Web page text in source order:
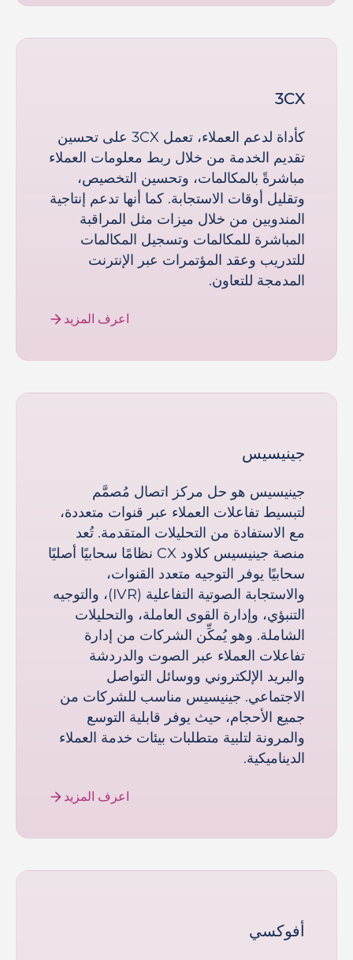
3CX
كأداة لدعم العملاء، تعمل 3CX على تحسين
تقديم الخدمة من خلال ربط معلومات العملاء
مباشرةً بالمكالمات، وتحسين التخصيص،
وتقليل أوقات الاستجابة. كما أنها تدعم إنتاجية
المندوبين من خلال ميزات مثل المراقبة
المباشرة للمكالمات وتسجيل المكالمات
للتدريب وعقد المؤتمرات عبر الإنترنت
المدمجة للتعاون.
اعرف المزيد
جينيسيس
جينيسيس هو حل مركز اتصال مُصمَّم
لتبسيط تفاعلات العملاء عبر قنوات متعددة،
مع الاستفادة من التحليلات المتقدمة. تُعد
منصة جينيسيس كلاود CX نظامًا سحابيًا أصليًا
سحابيًا يوفر التوجيه متعدد القنوات،
والاستجابة الصوتية التفاعلية (IVR)، والتوجيه
التنبؤي، وإدارة القوى العاملة، والتحليلات
الشاملة. وهو يُمكِّن الشركات من إدارة
تفاعلات العملاء عبر الصوت والدردشة
والبريد الإلكتروني ووسائل التواصل
الاجتماعي. جينيسيس مناسب للشركات من
جميع الأحجام، حيث يوفر قابلية التوسع
والمرونة لتلبية متطلبات بيئات خدمة العملاء
الديناميكية.
اعرف المزيد
أفوكسي